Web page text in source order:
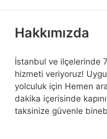
Hakkımızda
İstanbul ve ilçelerinde
hizmeti veriyoruz!
yolculuk için Hemen
dakika içerisinde
taksinize güvenle